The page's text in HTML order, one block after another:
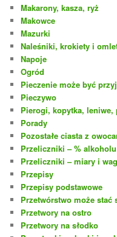
Makarony, kasza, ryż
Makowce
Mazurki
Naleśniki, krokiety i
Napoje
Ogród
Pieczenie może być
Pieczywo
Pierogi, kopytka, leniwe,
Porady
Pozostałe ciasta z
Przeliczniki – % alkoholu
Przeliczniki – miary i
Przepisy
Przepisy podstawowe
Przetwórstwo może stać
Przetwory na ostro
Przetwory na słodko